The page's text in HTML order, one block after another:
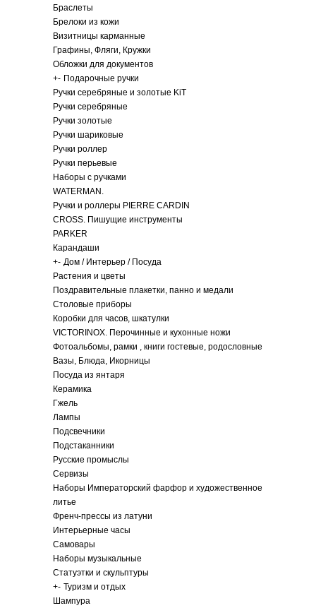
Браслеты
Брелоки из кожи
Визитницы карманные
Графины, Фляги, Кружки
Обложки для документов
+- Подарочные ручки
Ручки серебряные и золотые KiT
Ручки серебряные
Ручки золотые
Ручки шариковые
Ручки роллер
Ручки перьевые
Наборы с ручками
WATERMAN.
Ручки и роллеры PIERRE CARDIN
CROSS. Пишущие инструменты
PARKER
Карандаши
+- Дом / Интерьер / Посуда
Растения и цветы
Поздравительные плакетки, панно и медали
Столовые приборы
Коробки для часов, шкатулки
VICTORINOX. Перочинные и кухонные ножи
Фотоальбомы, рамки , книги гостевые, родословные
Вазы, Блюда, Икорницы
Посуда из янтаря
Керамика
Гжель
Лампы
Подсвечники
Подстаканники
Русские промыслы
Сервизы
Наборы Императорский фарфор и художественное
литье
Френч-прессы из латуни
Интерьерные часы
Самовары
Наборы музыкальные
Статуэтки и скульптуры
+- Туризм и отдых
Шампура